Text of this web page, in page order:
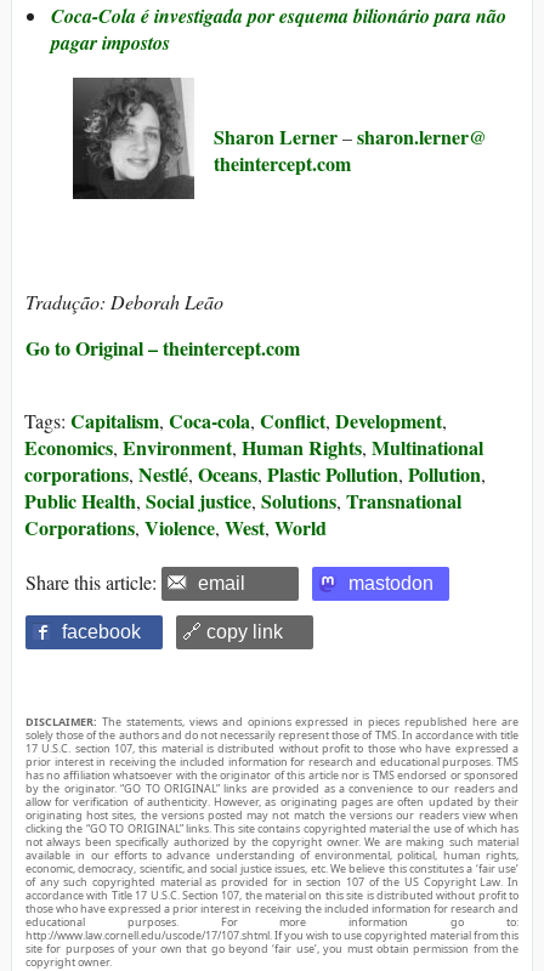
Coca-Cola é investigada por esquema bilionário para não
pagar impostos
Sharon Lerner–sharon.lerner@​
theintercept.com
Tradução: Deborah Leão
Go to Original – theintercept.com
Tags: Capitalism, Coca-cola, Conflict, Development,
Economics, Environment, Human Rights, Multinational
corporations, Nestlé, Oceans, Plastic Pollution, Pollution,
Public Health, Social justice, Solutions, Transnational
Corporations, Violence, West, World
Share this article: email mastodon
facebook 🔗 copy link
DISCLAIMER: The statements, views and opinions expressed in pieces republished here are
solely those of the authors and do not necessarily represent those of TMS. In accordance with title
17 U.S.C. section 107, this material is distributed without profit to those who have expressed a
prior interest in receiving the included information for research and educational purposes. TMS
has no affiliation whatsoever with the originator of this article nor is TMS endorsed or sponsored
by the originator. “GO TO ORIGINAL” links are provided as a convenience to our readers and
allow for verification of authenticity. However, as originating pages are often updated by their
originating host sites, the versions posted may not match the versions our readers view when
clicking the “GO TO ORIGINAL” links. This site contains copyrighted material the use of which has
not always been specifically authorized by the copyright owner. We are making such material
available in our efforts to advance understanding of environmental, political, human rights,
economic, democracy, scientific, and social justice issues, etc. We believe this constitutes a ‘fair use’
of any such copyrighted material as provided for in section 107 of the US Copyright Law. In
accordance with Title 17 U.S.C. Section 107, the material on this site is distributed without profit to
those who have expressed a prior interest in receiving the included information for research and
educational purposes. For more information go to:
http://www.law.cornell.edu/uscode/17/107.shtml. If you wish to use copyrighted material from this
site for purposes of your own that go beyond ‘fair use’, you must obtain permission from the
copyright owner.